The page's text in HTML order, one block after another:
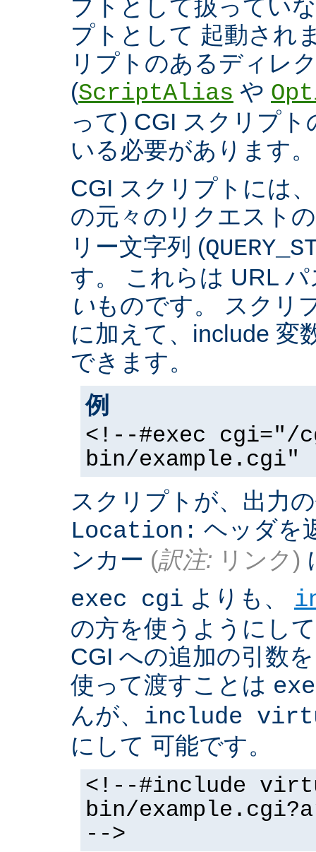
プトとして扱ってい
プトとして 起動され
リプトのあるディレ
(ScriptAlias や
って) CGI スクリプ
いる必要があります。
CGI スクリプトには
の元々のリクエスト
リー文字列 (
す。 これらは URL
いものです。 スクリ
に加えて、include 変
できます。
例
<!--#exec cgi="/
bin/example.cgi"
スクリプトが、出力
Location: ヘッダを
ンカー (訳注: リンク)
exec cgi よりも、
の方を使うようにし
CGI への追加の引数
使って渡すことは
んが、 include
にして 可能です。
<!--#include
bin/
-->